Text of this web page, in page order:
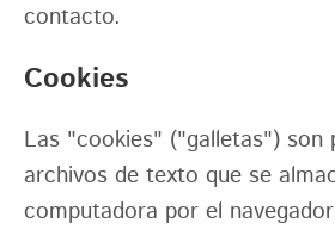
contacto.
Cookies
Las "cookies" ("galletas") son
archivos de texto que se
computadora por el